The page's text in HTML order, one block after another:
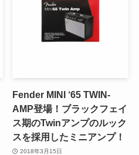
Fender MINI ‘65 TWIN-
AMP登場！ブラックフェイ
ス期のTwinアンプのルック
スを採用したミニアンプ！
2018年3月15日